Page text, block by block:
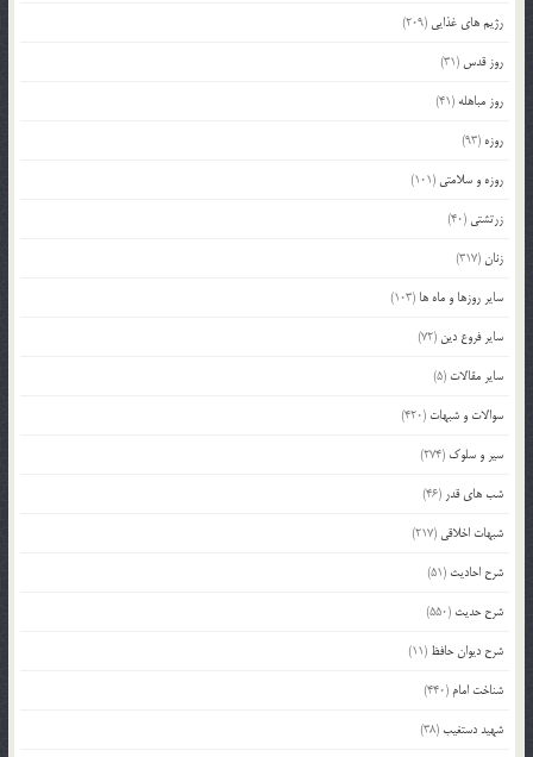
رژیم های غذایی (209)
روز قدس (31)
روز مباهله (41)
روزه (93)
روزه و سلامتی (101)
زرتشتی (40)
زنان(317)
سایر روزها و ماه ها (103)
سایر فروع دین (72)
سایر مقالات (5)
سوالات و شبهات (420)
سیر و سلوک (274)
شب های قدر (46)
شبهات اخلاقی (217)
شرح احادیث (51)
شرح حدیث (550)
شرح دیوان حافظ (11)
شناخت امام (440)
شهید دستغیب(38)